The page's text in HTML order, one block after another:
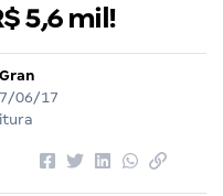
5,6 mil!
06/17